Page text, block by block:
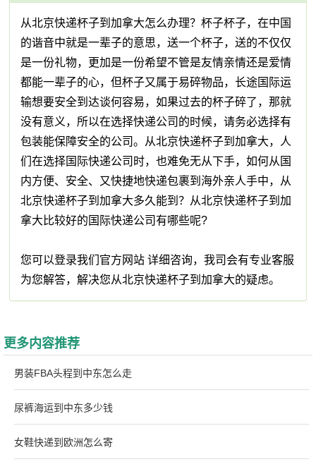
从北京快递杯子到加拿大怎么办理？杯子杯子，在中国
的谐音中就是一辈子的意思，送一个杯子，送的不仅仅
是一份礼物，更加是一份希望不管是友情亲情还是爱情
都能一辈子的心，但杯子又属于易碎物品，长途国际运
输想要安全到达谈何容易，如果过去的杯子碎了，那就
没有意义，所以在选择快递公司的时候，请务必选择有
包装能保障安全的公司。从北京快递杯子到加拿大，人
们在选择国际快递公司时，也难免无从下手，如何从国
内方便、安全、又快捷地快递包裹到海外亲人手中，从
北京快递杯子到加拿大多久能到？从北京快递杯子到加
拿大比较好的国际快递公司有哪些呢?
您可以登录我们官方网站 详细咨询，我司会有专业客服
为您解答，解决您从北京快递杯子到加拿大的疑虑。
更多内容推荐
男装FBA头程到中东怎么走
尿裤海运到中东多少钱
女鞋快递到欧洲怎么寄